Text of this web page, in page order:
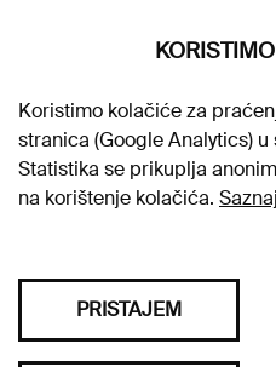
Koristimo kolačiće za
stranica (Google Analytics)
Statistika se prikuplja
na korištenje kolačića.
PRISTAJEM